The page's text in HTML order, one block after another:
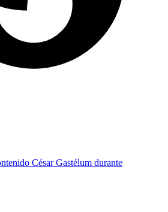
César Gastélum durante